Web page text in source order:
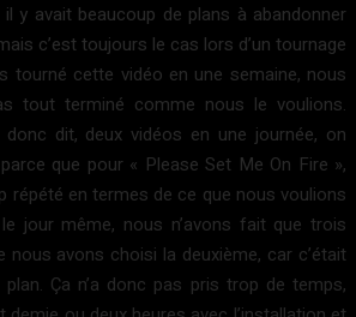
il y avait beaucoup de plans à abandonner
c’est toujours le cas lors d’un tournage
tourné cette vidéo en une semaine, nous
tout terminé comme nous le voulions.
dit, deux vidéos en une journée, on
que pour « Please Set Me On Fire »,
répété en termes de ce que nous voulions
jour même, nous n’avons fait que trois
nous avons choisi la deuxième, car c’était
Ça n’a donc pas pris trop de temps,